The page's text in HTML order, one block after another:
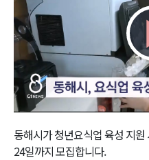
동해시가 청년요식업 육성 지
24일까지 모집합니다.